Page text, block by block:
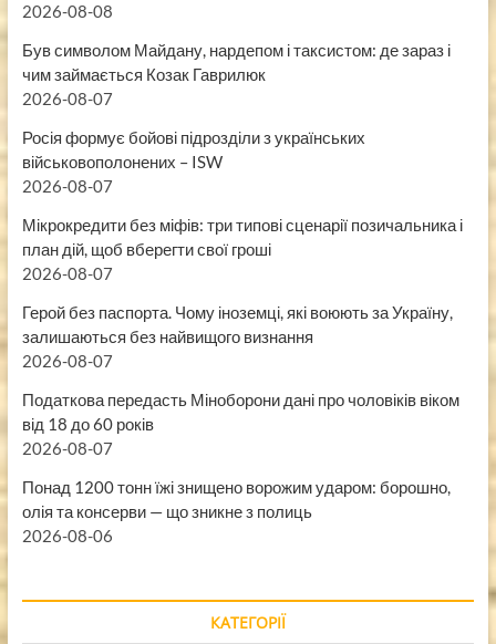
2026-08-08
Був символом Майдану, нардепом і таксистом: де зараз і
чим займається Козак Гаврилюк
2026-08-07
Росія формує бойові підрозділи з українських
військовополонених – ISW
2026-08-07
Мікрокредити без міфів: три типові сценарії позичальника і
план дій, щоб вберегти свої гроші
2026-08-07
Герой без паспорта. Чому іноземці, які воюють за Україну,
залишаються без найвищого визнання
2026-08-07
Податкова передасть Міноборони дані про чоловіків віком
від 18 до 60 років
2026-08-07
Понад 1200 тонн їжі знищено ворожим ударом: борошно,
олія та консерви — що зникне з полиць
2026-08-06
КАТЕГОРІЇ